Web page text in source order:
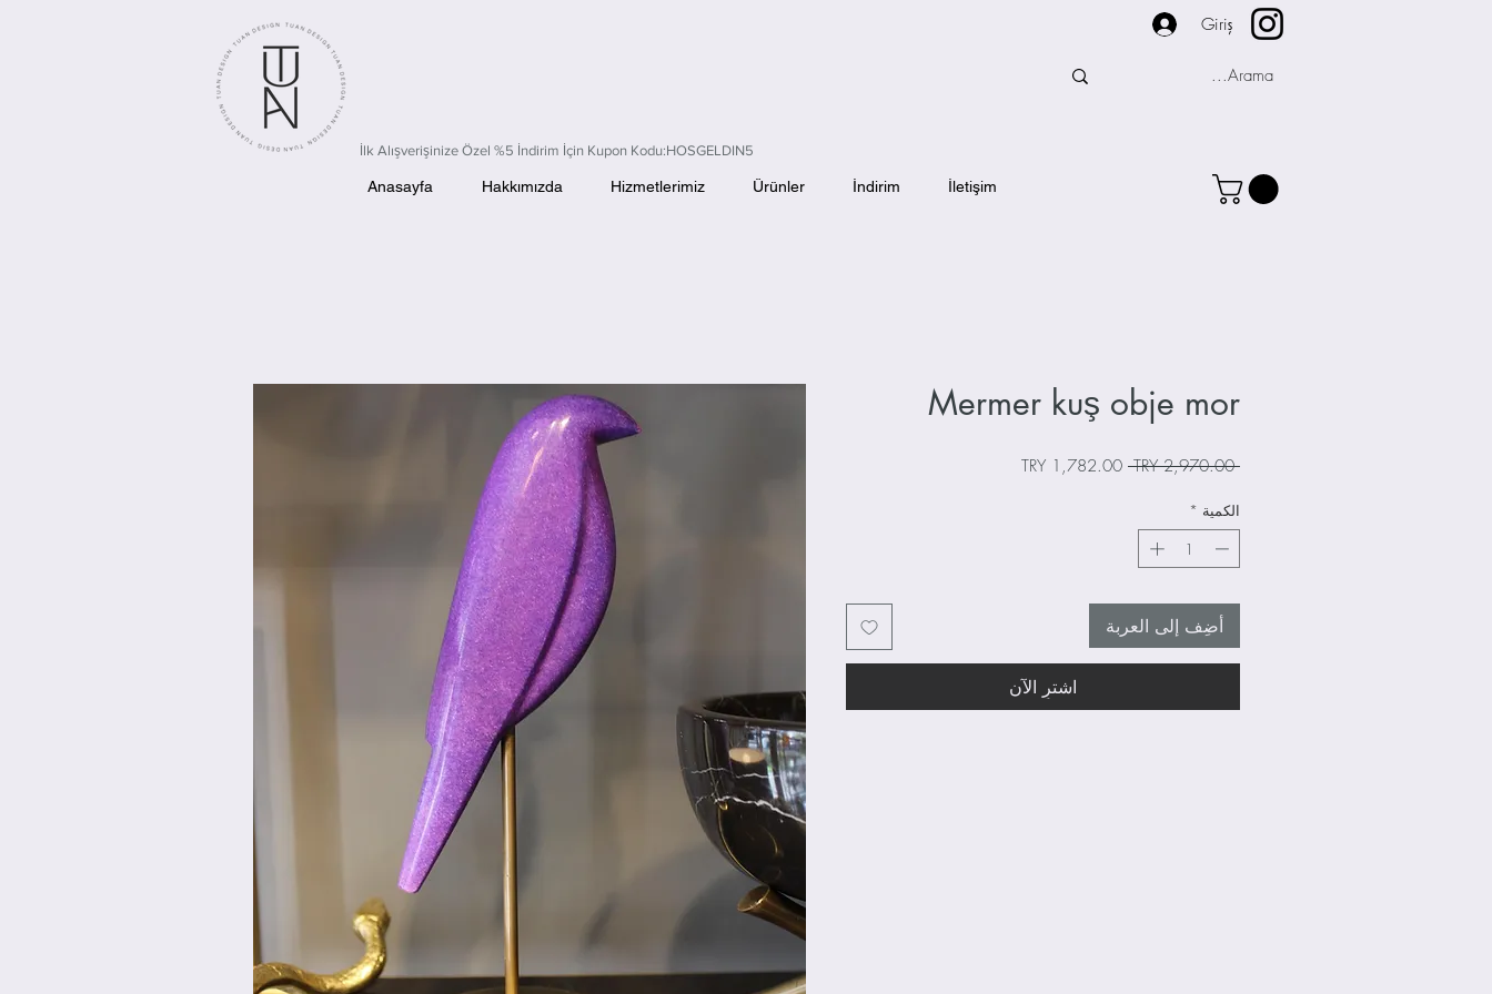
Giriş
Anasayfa Hakkımızda Hizmetlerimiz Ürünler İndirim İletişim
İlk Alışverişinize Özel %5 İndirim İçin Kupon Kodu:HOSGELDIN5
Mermer kuş obje mor
‏2,970.00 TRY
سعر
سعر
الكمية *
أضِف إلى العربة
اشترِ الآن